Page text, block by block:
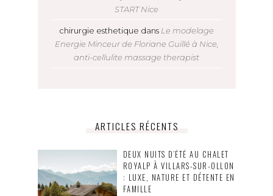
START Nice
chirurgie esthetique dans Le modelage
Energie Minceur de Floriane Guillé à Nice,
anti-cellulite massage therapist
ARTICLES RÉCENTS
DEUX NUITS D’ÉTÉ AU CHALET
ROYALP À VILLARS-SUR-OLLON
: LUXE, NATURE ET DÉTENTE EN
FAMILLE